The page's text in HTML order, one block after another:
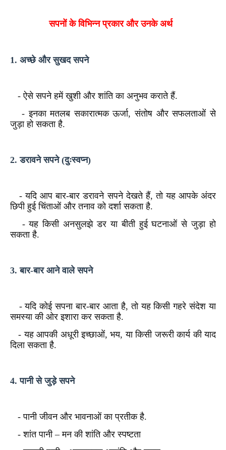
सपनों के विभिन्न प्रकार और उनके अर्थ
1. अच्छे और सुखद सपने
- ऐसे सपने हमें खुशी और शांति का अनुभव कराते हैं.
- इनका मतलब सकारात्मक ऊर्जा, संतोष और सफलताओं से
जुड़ा हो सकता है.
2. डरावने सपने (दुःस्वप्न)
- यदि आप बार-बार डरावने सपने देखते हैं, तो यह आपके अंदर
छिपी हुई चिंताओं और तनाव को दर्शा सकता है.
- यह किसी अनसुलझे डर या बीती हुई घटनाओं से जुड़ा हो
सकता है.
3. बार-बार आने वाले सपने
- यदि कोई सपना बार-बार आता है, तो यह किसी गहरे संदेश या
समस्या की ओर इशारा कर सकता है.
- यह आपकी अधूरी इच्छाओं, भय, या किसी जरूरी कार्य की याद
दिला सकता है.
4. पानी से जुड़े सपने
- पानी जीवन और भावनाओं का प्रतीक है.
- शांत पानी – मन की शांति और स्पष्टता